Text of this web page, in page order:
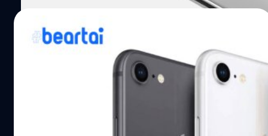
โดยแหล่งข่าวได้อ้างว่า มีผลิตภัณฑ์ใหม่ 2 ตัว ที่ได้รับผลกระ
ทบด้านการผลิตอย่างชัดเจน นั่นคือ iPhone 9 และ iPad Pro
รุ่นใหม่ ย้อนกลับไปเมื่อปี 2019 ได้มีรายงานว่า iPhone 9 จะ
เป็นสมาร์ตโฟนระดับกลางของ Apple ที่นำดีไซน์ของ…
โค้ด iOS 14 เผย : iPhone 9 จะมีปุ่ม Touch ID,
iPad Pro จะมีกล้องหลัง 3 ตัว
ตัวในปี 2020 นี้ ไม่ว่าจะเป็น iPhone 9 (หรือ iPhone SE2),